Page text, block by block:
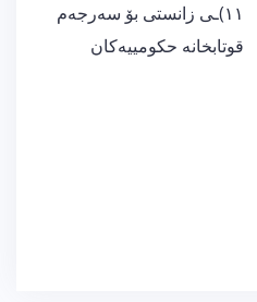
١١)ـی زانستی بۆ سەرجەم
قوتابخانە حکومییەکان